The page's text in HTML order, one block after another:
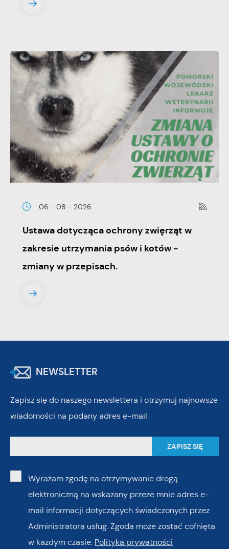
06 - 08 - 2026
Ustawa dotycząca ochrony zwięrząt w
zakresie utrzymania psów i kotów -
zmiany w przepisach.
NEWSLETTER
Zapisz się do naszego newslettera i otrzymuj najnowsze
wiadomości na podany adres e-mail
Wyrażam zgodę na otrzymywanie drogą
elektroniczną na wskazany przeze mnie adres e-
mail informacji dotyczących świadczonych przez
Administratora usług. Zgoda może zostać cofnięta
w każdym czasie. Polityka prywatności